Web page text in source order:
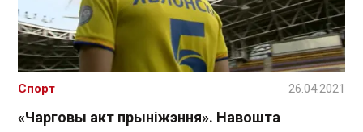
«Чарговы акт прыніжэння». Навошта
Спорт 26.04.2021